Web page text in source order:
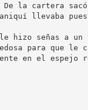
la cartera
llevaba
hizo señas a
para que
en el